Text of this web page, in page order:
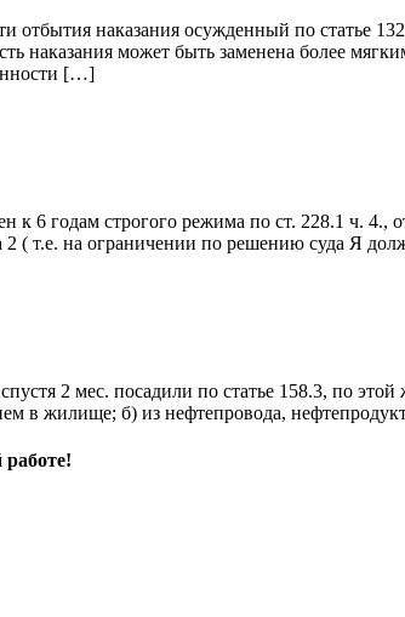
отбытия наказания осужденный по статье
наказания может быть заменена более
[…]
к 6 годам строгого режима по ст. 228.1 ч.
( т.е. на ограничении по решению суда Я
2 мес. посадили по статье 158.3, по
в жилище; б) из нефтепровода,